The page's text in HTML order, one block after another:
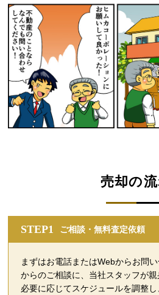
売却の
STEP1 ご相談・無料査定依頼
まずはお電話またはWebからお問
からのご相談に、当社スタッフが親
必要に応じてスケジュールを調整